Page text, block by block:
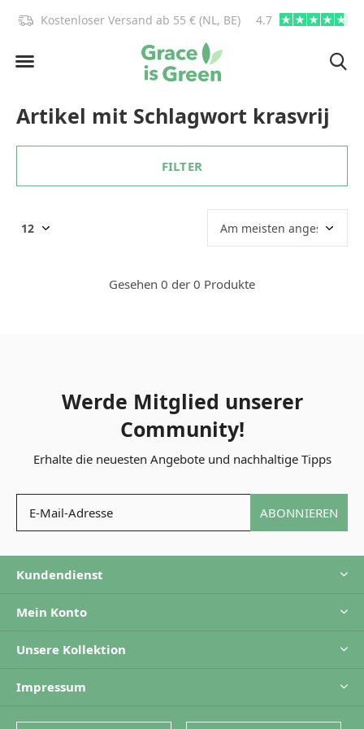
Kostenloser Versand ab 55 € (NL, BE) 4.7
Artikel mit Schlagwort krasvrij
FILTER
Gesehen 0 der 0 Produkte
Werde Mitglied unserer
Community!
Erhalte die neuesten Angebote und nachhaltige Tipps
ABONNIEREN
Kundendienst
Mein Konto
Unsere Kollektion
Impressum